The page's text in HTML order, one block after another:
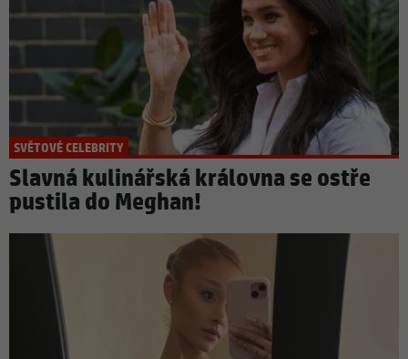
SVĚTOVÉ CELEBRITY
Slavná kulinářská královna se ostře
pustila do Meghan!